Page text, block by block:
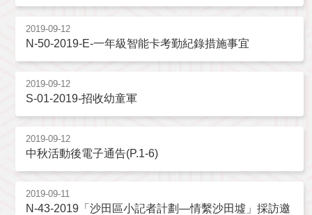
2019-09-12
N-50-2019-E-一年級智能卡考勤紀錄措施事宜
2019-09-12
S-01-2019-招收幼童軍
2019-09-12
中秋活動後電子通告(P.1-6)
2019-09-11
N-43-2019「沙田區小記者計劃—情繫沙田墟」採訪邀